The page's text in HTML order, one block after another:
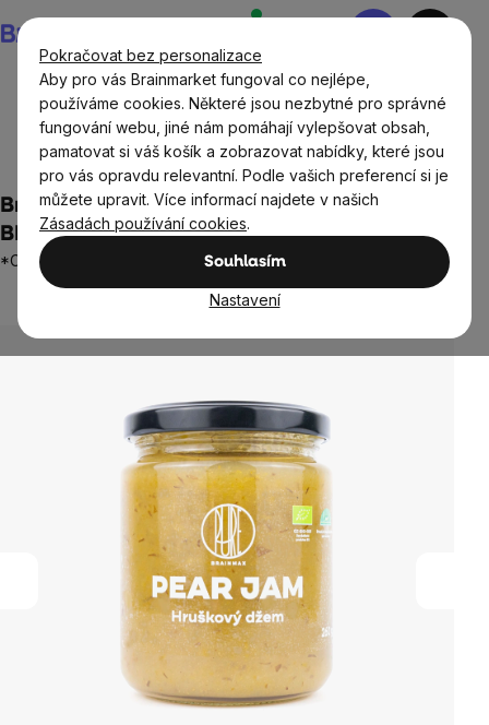
Pokračovat bez personalizace
Aby pro vás Brainmarket fungoval co nejlépe,
používáme cookies. Některé jsou nezbytné pro správné
fungování webu, jiné nám pomáhají vylepšovat obsah,
pamatovat si váš košík a zobrazovat nabídky, které jsou
pro vás opravdu relevantní. Podle vašich preferencí si je
můžete upravit. Více informací najdete v našich
Zásadách používání cookies.
Souhlasím
Nastavení
na
obsah
Nákupní
Potraviny Ořechové krémy, džemy a marmelády
džemy a marmelády
BrainMax Pure® Pear Jam, Džem Hruška,
BIO, 260 g
*CZ-BIO-001 certifikát
hodnocení
produktu
1 hodnocení